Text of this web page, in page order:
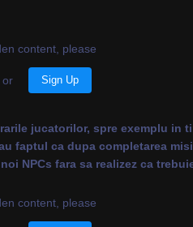
content, please
or Sign Up
jucatorilor, spre exemplu in
ca dupa completarea
NPCs fara sa realizez ca
content, please